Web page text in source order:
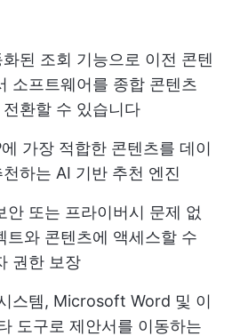
된 조회 기능으로 이전 콘텐
소프트웨어를 종합 콘텐츠
환할 수 있습니다
가장 적합한 콘텐츠를 데이
하는 AI 기반 추천 엔진
안 또는 프라이버시 문제 없
트와 콘텐츠에 액세스할 수
권한 보장
스템, Microsoft Word 및 이
도구로 제안서를 이동하는